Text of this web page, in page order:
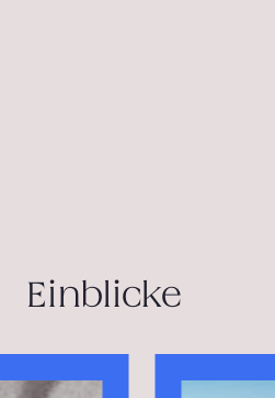
Einblicke